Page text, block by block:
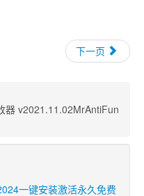
下一页
器 v2021.11.02MrAntiFun
一键安装激活永久免费